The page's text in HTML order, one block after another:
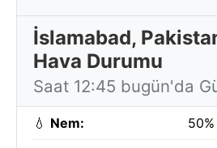
İslamabad,
Hava Durumu
Saat 12:45 bugün'da
💧 Nem: 50%